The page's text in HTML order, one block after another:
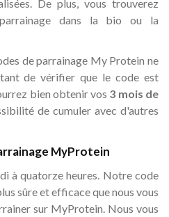
De plus, vous trouverez
dans la bio ou la
de parrainage My Protein ne
de vérifier que le code est
bien obtenir vos 3 mois de
de cumuler avec d'autres
MyProtein
à quatorze heures. Notre code
sûre et efficace que nous vous
sur MyProtein. Nous vous